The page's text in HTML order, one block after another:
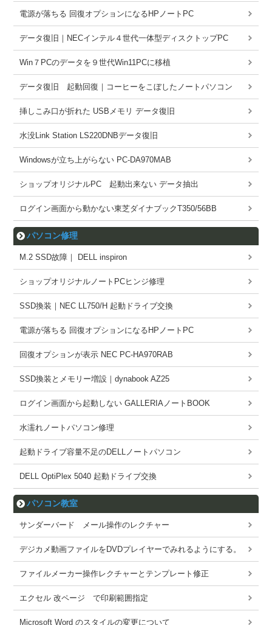
電源が落ちる 回復オプションになるHPノートPC
データ復旧｜NECインテル４世代一体型ディスクトップPC
Win７PCのデータを９世代Win11PCに移植
データ復旧 起動回復｜コーヒーをこぼしたノートパソコン
挿しこみ口が折れた USBメモリ データ復旧
水没Link Station LS220DNBデータ復旧
Windowsが立ち上がらない PC-DA970MAB
ショップオリジナルPC 起動出来ない データ抽出
ログイン画面から動かない東芝ダイナブックT350/56BB
パソコン修理
M.2 SSD故障｜ DELL inspiron
ショップオリジナルノートPCヒンジ修理
SSD換装｜NEC LL750/H 起動ドライブ交換
電源が落ちる 回復オプションになるHPノートPC
回復オプションが表示 NEC PC-HA970RAB
SSD換装とメモリー増設｜dynabook AZ25
ログイン画面から起動しない GALLERIAノートBOOK
水濡れノートパソコン修理
起動ドライブ容量不足のDELLノートパソコン
DELL OptiPlex 5040 起動ドライブ交換
パソコン教室
サンダーバード メール操作のレクチャー
デジカメ動画ファイルをDVDプレイヤーでみれるようにする。
ファイルメーカー操作レクチャーとテンプレート修正
エクセル 改ページ で印刷範囲指定
Microsoft Word のスタイルの変更について